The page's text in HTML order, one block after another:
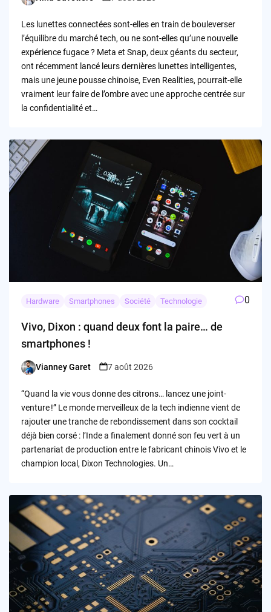
Posted
Les lunettes connectées sont-elles en train de bouleverser
l’équilibre du marché tech, ou ne sont-elles qu’une nouvelle
expérience fugace ? Meta et Snap, deux géants du secteur,
ont récemment lancé leurs dernières lunettes intelligentes,
mais une jeune pousse chinoise, Even Realities, pourrait-elle
vraiment leur faire de l’ombre avec une approche centrée sur
la confidentialité et…
Hardware Smartphones Société Technologie 0
Vivo, Dixon : quand deux font la paire… de
smartphones !
Posted
Vianney Garet 7 août 2026
“Quand la vie vous donne des citrons… lancez une joint-
venture !” Le monde merveilleux de la tech indienne vient de
rajouter une tranche de rebondissement dans son cocktail
déjà bien corsé : l’Inde a finalement donné son feu vert à un
partenariat de production entre le fabricant chinois Vivo et le
champion local, Dixon Technologies. Un…